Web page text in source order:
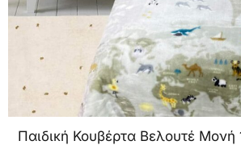
Παιδική Κουβέρτα Βελουτέ